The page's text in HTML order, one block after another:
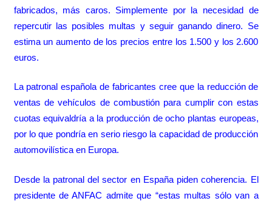
fabricados, más caros. Simplemente por la necesidad de
repercutir las posibles multas y seguir ganando dinero. Se
estima un aumento de los precios entre los 1.500 y los 2.600
euros.
La patronal española de fabricantes cree que la reducción de
ventas de vehículos de combustión para cumplir con estas
cuotas equivaldría a la producción de ocho plantas europeas,
por lo que pondría en serio riesgo la capacidad de producción
automovilística en Europa.
Desde la patronal del sector en España piden coherencia. El
presidente de ANFAC admite que “estas multas sólo van a